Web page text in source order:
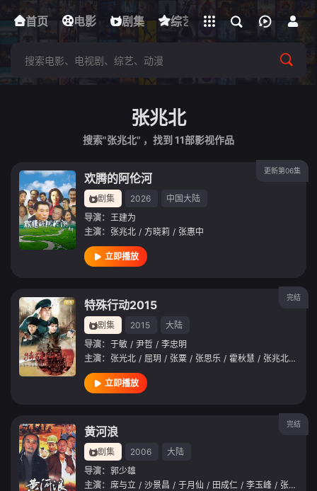
首页 电影 剧集 综艺 动漫 短剧
下载客户端
立即登录
张兆北
搜索"张兆北" ，找到 11部影视作品
更新第06集
欢腾的阿伦河
剧集 2026
中国大陆
导演： 王建为
主演： 张兆北 / 方晓莉 / 张惠中
立即播放
完结
特殊行动2015
剧集 2015
大陆
导演： 于敏 / 尹哲 / 李忠明
主演： 张光北 / 屈玥 / 张粟 / 张思乐 / 霍秋慧 / 张兆北 /
立即播放
完结
黄河浪
剧集 2006
大陆
导演： 郭少雄
主演： 席与立 / 沙景昌 / 于月仙 / 田成仁 / 李玉峰 / 张兆北